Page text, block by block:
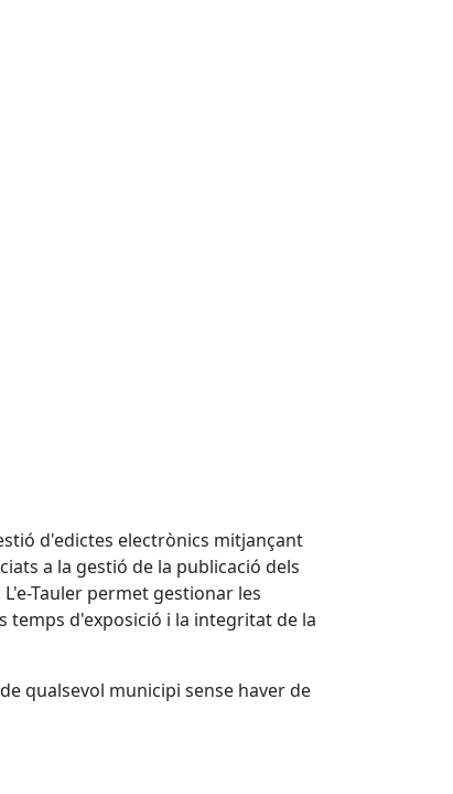
d'edictes electrònics mitjançant
a la gestió de la publicació dels
Tauler permet gestionar les
temps d'exposició i la integritat de la
qualsevol municipi sense haver de